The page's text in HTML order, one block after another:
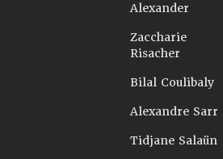
Alexander
Zaccharie
Risacher
Bilal Coulibaly
Alexandre Sarr
Tidjane Salaün